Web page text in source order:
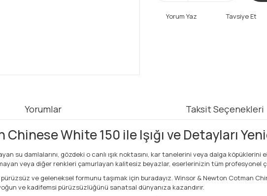
Yorum Yaz Tavsiye Et
Yorumlar Taksit Seçenekleri
White 150 ile Işığı ve Detayları
su damlalarını, gözdeki o canlı ışık noktasını, kar tanelerini veya dalga
veya diğer renkleri çamurlayan kalitesiz beyazlar, eserlerinizin tüm profesyonel
ve geleneksel formunu taşımak için buradayız. Winsor & Newton Cotman
ve kadifemsi pürüzsüzlüğünü sanatsal dünyanıza kazandırır.